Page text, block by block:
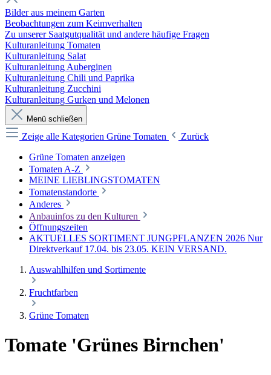
Bilder aus meinem Garten
Beobachtungen zum Keimverhalten
Zu unserer Saatgutqualität und andere häufige Fragen
Kulturanleitung Tomaten
Kulturanleitung Salat
Kulturanleitung Auberginen
Kulturanleitung Chili und Paprika
Kulturanleitung Zucchini
Kulturanleitung Gurken und Melonen
Menü schließen
Zeige alle Kategorien Grüne Tomaten
Zurück
Grüne Tomaten anzeigen
Tomaten A-Z
MEINE LIEBLINGSTOMATEN
Tomatenstandorte
Anderes
Anbauinfos zu den Kulturen
Öffnungszeiten
AKTUELLES SORTIMENT JUNGPFLANZEN 2026 Nur
Direktverkauf 17.04. bis 23.05. KEIN VERSAND.
Auswahlhilfen und Sortimente
Fruchtfarben
Grüne Tomaten
Tomate 'Grünes Birnchen'